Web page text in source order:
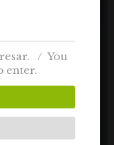
/ You
enter.